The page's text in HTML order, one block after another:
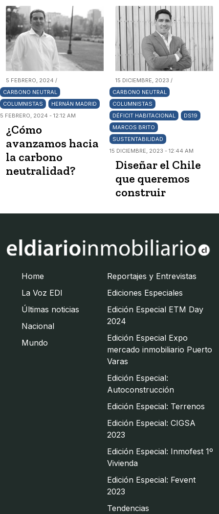
5 FEBRERO, 2024 /
CARBONO NEUTRAL
COLUMNISTAS
HERNÁN MADRID
5 FEBRERO, 2024 - 12:12 AM
¿Cómo
avanzamos hacia
la carbono
neutralidad?
15 DICIEMBRE, 2023 /
CARBONO NEUTRAL
COLUMNISTAS
DÉFICIT HABITACIONAL
DS19
MARCOS BRITO
SUSTENTABILIDAD
15 DICIEMBRE, 2023 - 12:44 AM
Diseñar el Chile
que queremos
construir
Home
La Voz EDI
Últimas noticias
Nacional
Mundo
Reportajes y Entrevistas
Ediciones Especiales
Edición Especial ETM Day
2024
Edición Especial Expo
mercado inmobiliario Puerto
Varas
Edición Especial:
Autoconstrucción
Edición Especial: Terrenos
Edición Especial: CIGSA
2023
Edición Especial: Inmofest 1º
Vivienda
Edición Especial: Fevent
2023
Tendencias